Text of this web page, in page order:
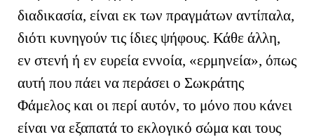
διαδικασία, είναι εκ των πραγμάτων αντίπαλα,
διότι κυνηγούν τις ίδιες ψήφους. Κάθε άλλη,
εν στενή ή εν ευρεία εννοία, «ερμηνεία», όπως
αυτή που πάει να περάσει ο Σωκράτης
Φάμελος και οι περί αυτόν, το μόνο που κάνει
είναι να εξαπατά το εκλογικό σώμα και τους